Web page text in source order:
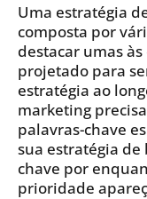
Uma estratégia
composta por
destacar umas
projetado para
estratégia ao
marketing
palavras-chave
sua estratégia de
chave por
prioridade